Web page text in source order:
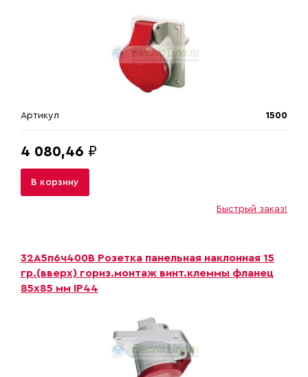
Артикул 1500
4 080,46 ₽
В корзину
Быстрый заказ!
32A5п6ч400B Розетка панельная наклонная 15
гр.(вверх) гориз.монтаж винт.клеммы фланец
85х85 мм IP44